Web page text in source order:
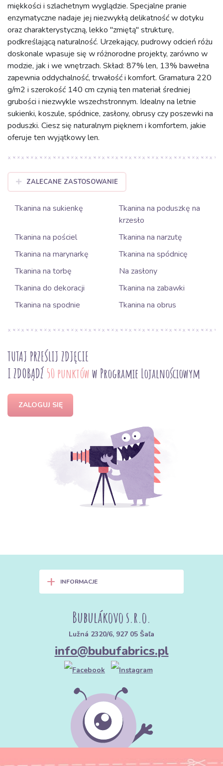
miękkości i szlachetnym wyglądzie. Specjalne pranie
enzymatyczne nadaje jej niezwykłą delikatność w dotyku
oraz charakterystyczną, lekko "zmiętą" strukturę,
podkreślającą naturalność. Urzekający, pudrowy odcień różu
doskonale wpasuje się w różnorodne projekty, zarówno w
modzie, jak i we wnętrzach. Skład: 87% len, 13% bawełna
zapewnia oddychalność, trwałość i komfort. Gramatura 220
g/m2 i szerokość 140 cm czynią ten materiał średniej
grubości i niezwykle wszechstronnym. Idealny na letnie
sukienki, koszule, spódnice, zasłony, obrusy czy poszewki na
poduszki. Ciesz się naturalnym pięknem i komfortem, jakie
oferuje ten wyjątkowy len.
ZALECANE ZASTOSOWANIE
Tkanina na sukienkę
Tkanina na poduszkę na
krzesło
Tkanina na pościel
Tkanina na narzutę
Tkanina na marynarkę
Tkanina na spódnicę
Tkanina na torbę
Na zasłony
Tkanina do dekoracji
Tkanina na zabawki
Tkanina na spodnie
Tkanina na obrus
TUTAJ PRZEŚLIJ ZDJĘCIE
I ZDOBĄDŹ 50 punktóww Programie Lojalnościowym
ZALOGUJ SIĘ
+ INFORMACJE
Bubulákovo s.r.o.
Lužná 2320/6, 927 05 Šaľa
info@bubufabrics.pl